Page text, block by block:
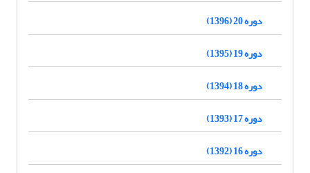
دوره 20 (1396)
دوره 19 (1395)
دوره 18 (1394)
دوره 17 (1393)
دوره 16 (1392)